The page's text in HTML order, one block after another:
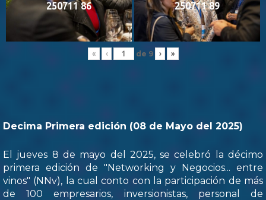
250711 86 250711 89
« ‹ de 9 › »
Decima Primera edición (08 de Mayo del 2025)
El jueves 8 de mayo del 2025, se celebró la décimo
primera edición de "Networking y Negocios... entre
vinos" (NNv), la cual conto con la participación de más
de 100 empresarios, inversionistas, personal de